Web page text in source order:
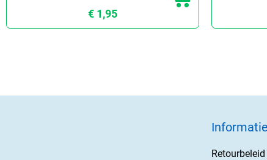
€ 1,95
Informatie
Retourbeleid